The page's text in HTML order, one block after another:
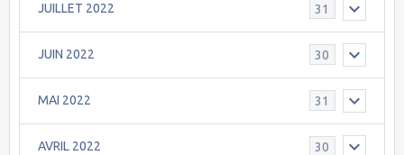
JUILLET 2022 31
JUIN 2022 30
MAI 2022 31
AVRIL 2022 30